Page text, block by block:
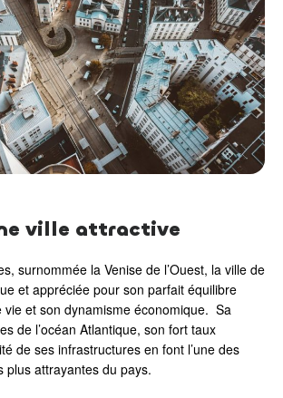
ville attractive
surnommée la Venise de l’Ouest, la ville de
et appréciée pour son parfait équilibre
vie et son dynamisme économique. Sa
de l’océan Atlantique, son fort taux
de ses infrastructures en font l’une des
plus attrayantes du pays.